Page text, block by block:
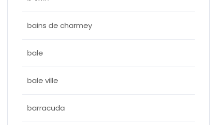
bains de charmey
bale
bale ville
barracuda